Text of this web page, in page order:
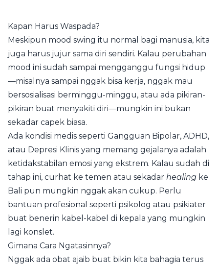
Kapan Harus Waspada?
Meskipun mood swing itu normal bagi manusia, kita
juga harus jujur sama diri sendiri. Kalau perubahan
mood ini sudah sampai mengganggu fungsi hidup
—misalnya sampai nggak bisa kerja, nggak mau
bersosialisasi berminggu-minggu, atau ada pikiran-
pikiran buat menyakiti diri—mungkin ini bukan
sekadar capek biasa.
Ada kondisi medis seperti Gangguan Bipolar, ADHD,
atau Depresi Klinis yang memang gejalanya adalah
ketidakstabilan emosi yang ekstrem. Kalau sudah di
tahap ini, curhat ke temen atau sekadar healing ke
Bali pun mungkin nggak akan cukup. Perlu
bantuan profesional seperti psikolog atau psikiater
buat benerin kabel-kabel di kepala yang mungkin
lagi konslet.
Gimana Cara Ngatasinnya?
Nggak ada obat ajaib buat bikin kita bahagia terus